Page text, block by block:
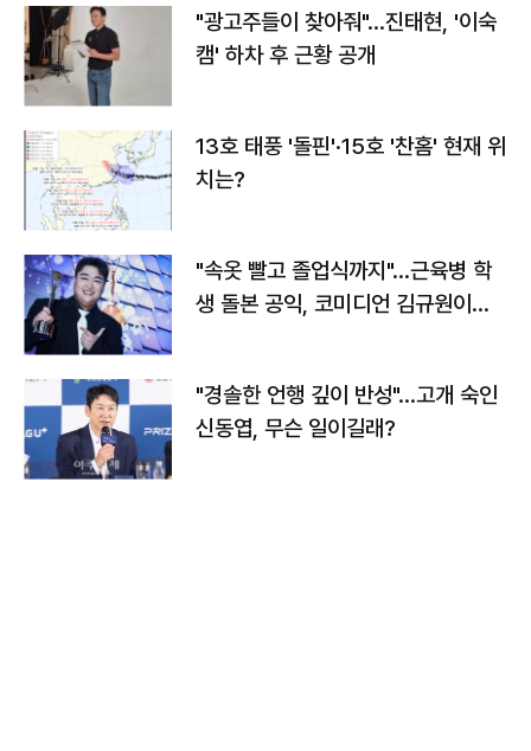
"광고주들이 찾아줘"…진태현, '이숙
캠' 하차 후 근황 공개
13호 태풍 '돌핀'·15호 '찬홈' 현재 위
치는?
"속옷 빨고 졸업식까지"…근육병 학
생 돌본 공익, 코미디언 김규원이었
"경솔한 언행 깊이 반성"…고개 숙인
신동엽, 무슨 일이길래?